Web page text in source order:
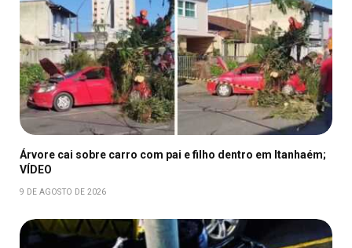
Árvore cai sobre carro com pai e filho dentro em Itanhaém;
VÍDEO
9 DE AGOSTO DE 2026